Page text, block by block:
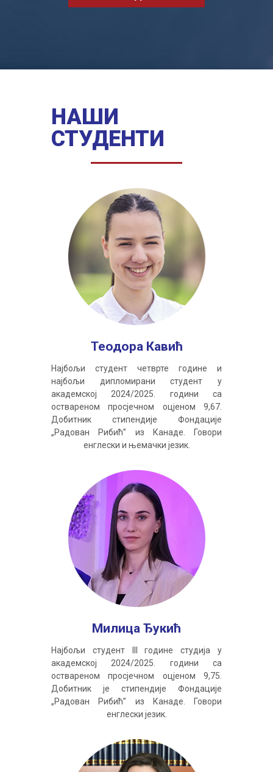
НАШИ
СТУДЕНТИ
Теодора Кавић
Најбољи студент четврте године и
најбољи дипломирани студент у
академској 2024/2025. години са
оствареном просјечном оцјеном 9,67.
Добитник стипендије Фондације
„Радован Рибић” из Канаде. Говори
енглески и њемачки језик.
Милица Ђукић
Најбољи студент III године студија у
академској 2024/2025. години са
оствареном просјечном оцјеном 9,75.
Добитник је стипендије Фондације
„Радован Рибић” из Канаде. Говори
енглески језик.